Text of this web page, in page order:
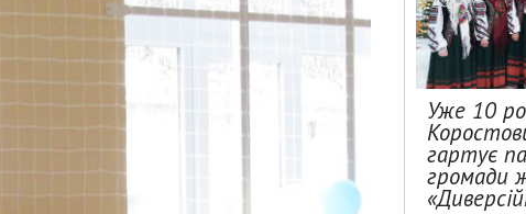
Уже 10
гартує
громади